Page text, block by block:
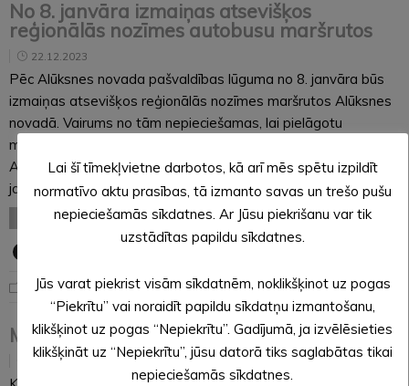
No 8. janvāra izmaiņas atsevišķos
reģionālās nozīmes autobusu maršrutos
22.12.2023
Pēc Alūksnes novada pašvaldības lūguma no 8. janvāra būs
izmaiņas atsevišķos reģionālās nozīmes maršrutos Alūksnes
novadā. Vairums no tām nepieciešamas, lai pielāgotu
maršrutus skolēnu pārvadājumiem. Maršrutā Nr.6693
Alūksne-Zeltiņi-Kalncempji reiss darbdienās, sākot no 8.
janvāra, no Alūksnes autoostas aties pulksten…
LASĪT VISU
Noderīga informācija
Mārtiņdiena Pienenītē
21.12.2023
Lai šī tīmekļvietne darbotos, kā arī mēs spētu izpildīt
normatīvo aktu prasības, tā izmanto savas un trešo pušu
nepieciešamās sīkdatnes. Ar Jūsu piekrišanu var tik
uzstādītas papildu sīkdatnes.
Jūs varat piekrist visām sīkdatnēm, noklikšķinot uz pogas
“Piekrītu” vai noraidīt papildu sīkdatņu izmantošanu,
klikšķinot uz pogas “Nepiekrītu”. Gadījumā, ja izvēlēsieties
klikšķināt uz “Nepiekrītu”, jūsu datorā tiks saglabātas tikai
nepieciešamās sīkdatnes.